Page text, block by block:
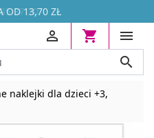
OD 13,70 ZŁ




naklejki dla dzieci +3,